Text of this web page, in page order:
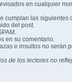
en cualquier
cumplan las siguientes
del post.
en su comentario.
e insultos no serán
de los lectores no